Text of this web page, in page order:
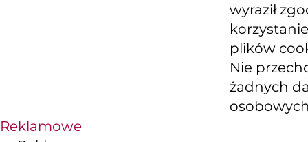
wyraził
plików
Nie
żadnych
Reklamowe